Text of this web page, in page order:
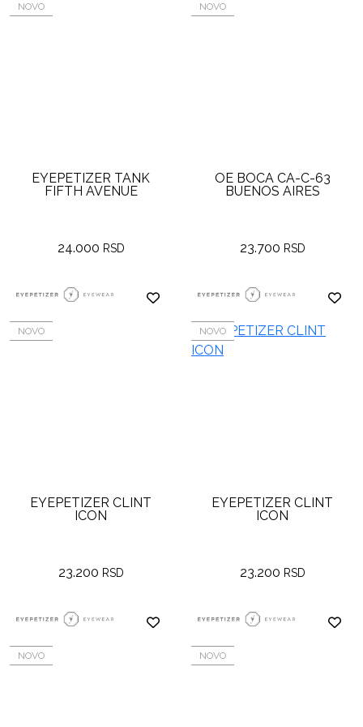
NOVO
EYEPETIZER TANK
FIFTH AVENUE
24.000 RSD
NOVO
OE BOCA CA-C-63
BUENOS AIRES
23.700 RSD
NOVO
EYEPETIZER CLINT
ICON
23.200 RSD
NOVO
EYEPETIZER CLINT
ICON
23.200 RSD
NOVO NOVO